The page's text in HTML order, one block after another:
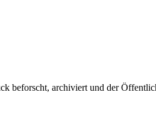
beforscht, archiviert und der